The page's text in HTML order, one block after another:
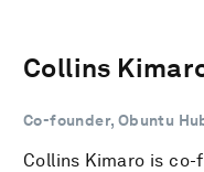
Collins
Co-founder, Obuntu
Collins Kimaro is